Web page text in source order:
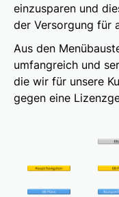
einzusparen und
der Versorgung für
Aus den
umfangreich und
die wir für unsere
gegen eine